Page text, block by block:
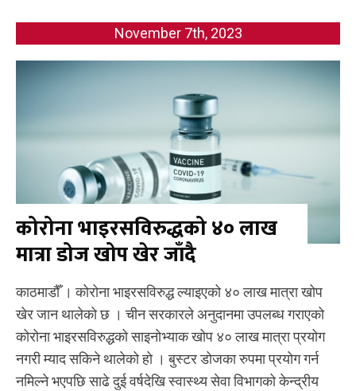
November 7th, 2023
कोरोना भाइरसविरुद्धको ४० लाख
मात्रा डोज खोप खेर जाँदै
काठमाडौँ । कोरोना भाइरसविरुद्ध ल्याइएको ४० लाख मात्रा खोप
खेर जान थालेको छ । चीन सरकारले अनुदानमा उपलब्ध गराएको
कोरोना भाइरसविरुद्धको साइनोभ्याक खोप ४० लाख मात्रा प्रयोग
नगरी म्याद सकिने थालेको हो । बुस्टर डोजका रुपमा प्रयोग गर्न
नमिल्ने भएपछि साढे दुई वर्षदेखि स्वास्थ्य सेवा विभागको केन्द्रीय